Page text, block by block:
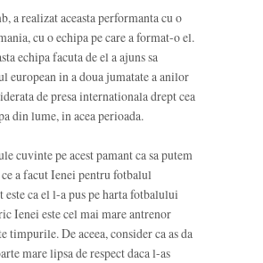
a realizat aceasta performanta cu o
cu o echipa pe care a format-o el.
echipa facuta de el a ajuns sa
european in a doua jumatate a anilor
de presa internationala drept cea
din lume, in acea perioada.
cuvinte pe acest pamant ca sa putem
a facut Ienei pentru fotbalul
este ca el l-a pus pe harta fotbalului
Ienei este cel mai mare antrenor
timpurile. De aceea, consider ca as da
mare lipsa de respect daca l-as